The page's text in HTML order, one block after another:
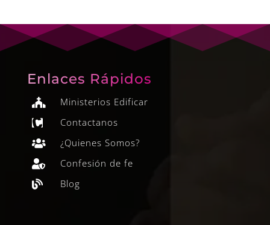
Enlaces Rápidos
 Ministerios Edificar
 Contactanos
 ¿Quienes Somos?
 Confesión de fe
 Blog